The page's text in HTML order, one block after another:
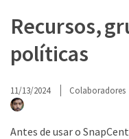
Recursos,
políticas
11/13/2024 Colaboradores
Antes de usar o